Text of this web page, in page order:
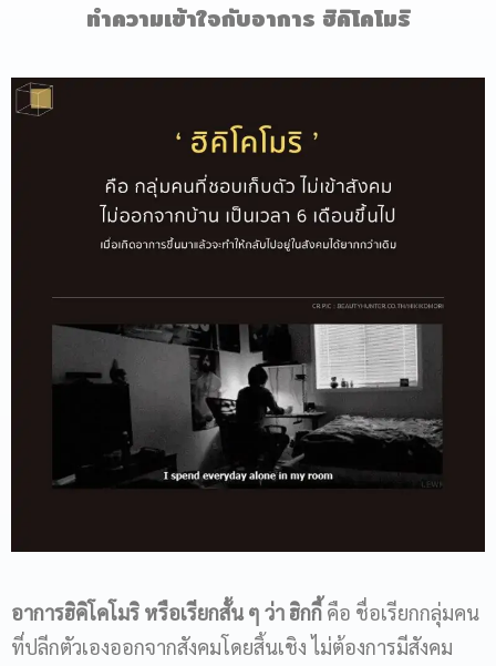
ทำความเข้าใจกับอาการ ฮิคิโคโมริ
อาการฮิคิโคโมริ หรือเรียกสั้น ๆ ว่า ฮิกกี้ คือ ชื่อเรียกกลุ่มคน
ที่ปลีกตัวเองออกจากสังคมโดยสิ้นเชิง ไม่ต้องการมีสังคม